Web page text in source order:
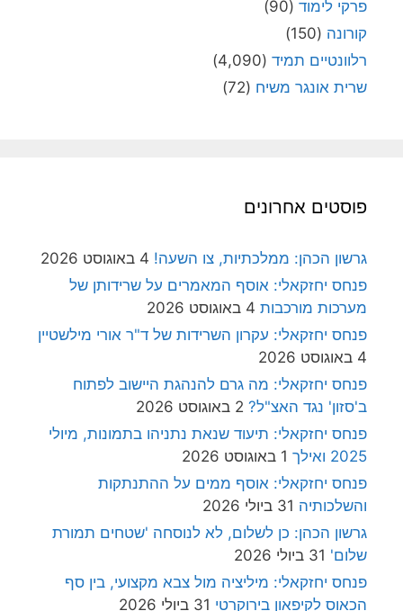
פרקי לימוד (90)
קורונה (150)
רלוונטיים תמיד (4,090)
שרית אונגר משיח (72)
פוסטים אחרונים
גרשון הכהן: ממלכתיות, צו השעה! 4 באוגוסט 2026
פנחס יחזקאלי: אוסף המאמרים על שרידותן של
מערכות מורכבות 4 באוגוסט 2026
פנחס יחזקאלי: עקרון השרידות של ד"ר אורי מילשטיין
4 באוגוסט 2026
פנחס יחזקאלי: מה גרם להנהגת היישוב לפתוח
ב'סזון' נגד האצ"ל? 2 באוגוסט 2026
פנחס יחזקאלי: תיעוד שנאת נתניהו בתמונות, מיולי
2025 ואילך
1 באוגוסט 2026
פנחס יחזקאלי: אוסף ממים על ההתנתקות
והשלכותיה 31 ביולי 2026
גרשון הכהן: כן לשלום, לא לנוסחה 'שטחים תמורת
שלום' 31 ביולי 2026
פנחס יחזקאלי: מיליציה מול צבא מקצועי, בין סף
הכאוס לקיפאון בירוקרטי 31 ביולי 2026